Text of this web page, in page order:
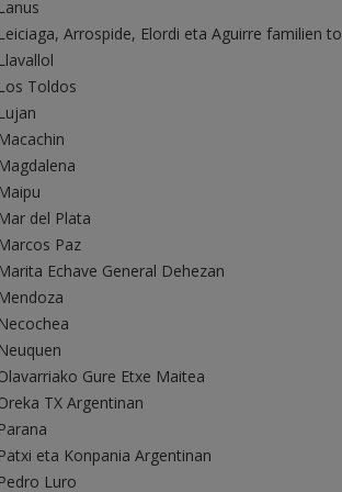
Lanus
Leiciaga, Arrospide, Elordi eta Aguirre familien
Llavallol
Los Toldos
Lujan
Macachin
Magdalena
Maipu
Mar del Plata
Marcos Paz
Marita Echave General Dehezan
Mendoza
Necochea
Neuquen
Gure Etxe Maitea
TX Argentinan
Parana
Patxi eta Konpania Argentinan
Pedro Luro